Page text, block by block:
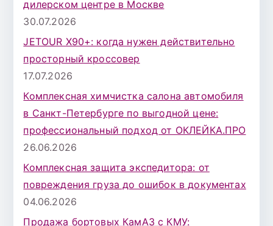
дилерском центре в Москве
30.07.2026
JETOUR X90+: когда нужен действительно
просторный кроссовер
17.07.2026
Комплексная химчистка салона автомобиля
в Санкт-Петербурге по выгодной цене:
профессиональный подход от ОКЛЕЙКА.ПРО
26.06.2026
Комплексная защита экспедитора: от
повреждения груза до ошибок в документах
04.06.2026
Продажа бортовых КамАЗ с КМУ: